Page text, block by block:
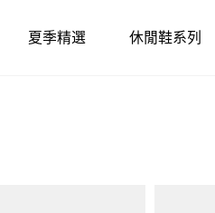
夏季精選 休閒鞋系列